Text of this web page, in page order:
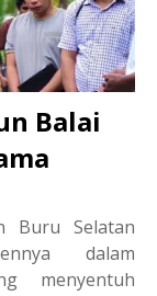
Balai
Buru Selatan
dalam
menyentuh